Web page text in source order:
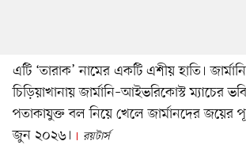
এটি ‘তারাক’ নামের একটি এশীয় হাতি।
চিড়িয়াখানায় জার্মানি–আইভরিকোস্ট ম্যাচের
পতাকাযুক্ত বল নিয়ে খেলে জার্মানদের জয়ের
জুন ২০২৬।
রয়টার্স